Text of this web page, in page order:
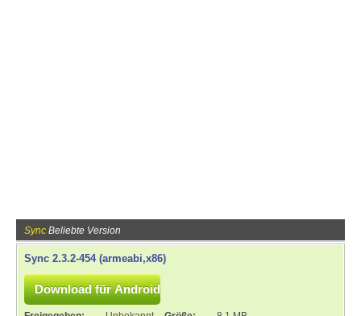
Sync Beliebte Version
Sync 2.3.2-454 (armeabi,x86)